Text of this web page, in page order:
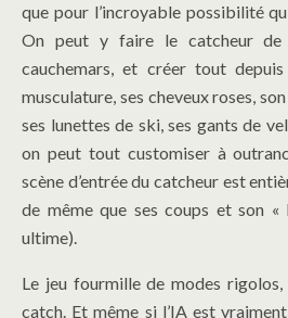
que pour l’incroyable possibilité
On peut y faire le catcheur de
cauchemars, et créer tout
musculature, ses cheveux roses,
ses lunettes de ski, ses gants de
on peut tout customiser à
scène d’entrée du catcheur est
de même que ses coups et son «
ultime).
Le jeu fourmille de modes
catch. Et même si l’IA est